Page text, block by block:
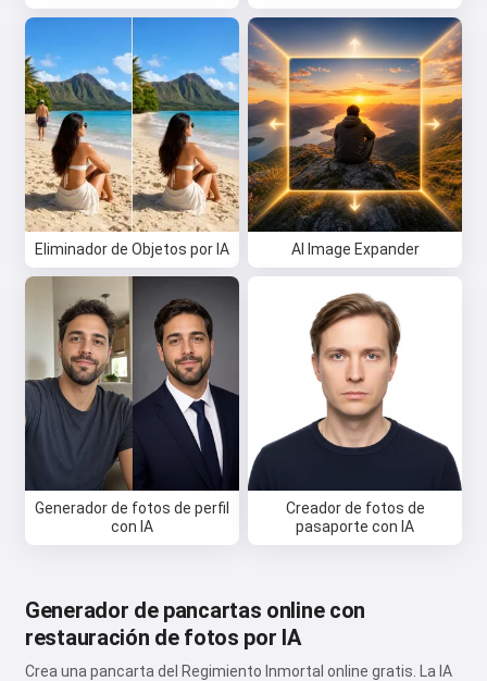
Eliminador de Objetos por IA AI Image Expander
Generador de fotos de perfil
con IA
Creador de fotos de
pasaporte con IA
Generador de pancartas online con
restauración de fotos por IA
Crea una pancarta del Regimiento Inmortal online gratis. La IA